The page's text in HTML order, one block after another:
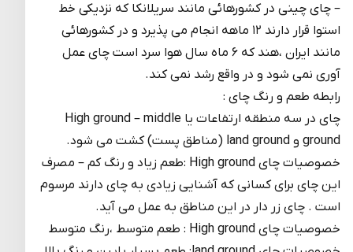
– چای چینی در کشورهائی مانند سریلانکا که نزدیکی خط
استوا قرار دارند ۱۲ ماهه انجام می پذیرد و در کشورهائی
مانند ایران ،هند که ۶ ماه سال هوا سرد است چای عمل
آوری نمی شود و در واقع رشد نمی کند.
رابطه طعم و رنگ چای :
چای در سه منطقه ارتفاعات یا High ground – middle
ground و land ground (مناطق پست) کشت می شود.
خصوصیات چای High ground :طعم زیاد و رنگ کم – مصرف
این چای برای کسانی که آشنایی زیادی به چای دارند مرسوم
است . چای زر دار در این مناطق به عمل می آید.
خصوصیات چای High ground : طعم متوسط ،رنگ متوسط